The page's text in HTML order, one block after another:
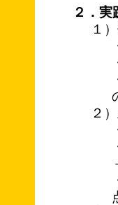
２．実
１
２